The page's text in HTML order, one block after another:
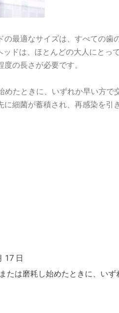
最適なサイズは、すべての歯
ドは、ほとんどの大人にとっ
の長さが必要です。
めたときに、いずれか早い方
細菌が蓄積され、再感染を引
17 日
たは磨耗し始めたときに、いず